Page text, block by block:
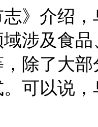
》介绍
涉及食
除了大
可以说